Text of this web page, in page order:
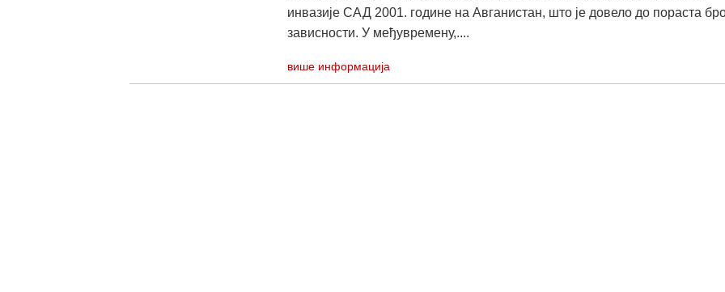
инвазије САД 2001. године на Авганистан, што је довело до пораста
зависности. У међувремену,....
више информација